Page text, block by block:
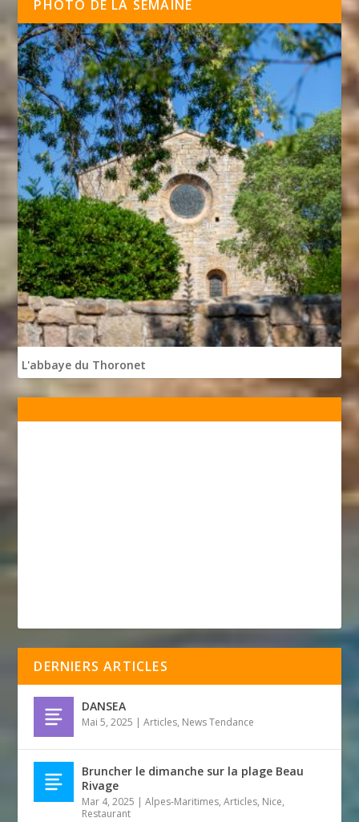
PHOTO DE LA SEMAINE
L'abbaye du Thoronet
DERNIERS ARTICLES
DANSEA
Mai 5, 2025 |Articles, News Tendance
Bruncher le dimanche sur la plage Beau
Rivage
Mar 4, 2025 |Alpes-Maritimes,Articles, Nice,
Restaurant